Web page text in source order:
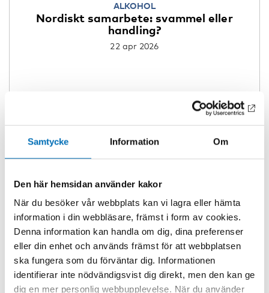
Samtycke Information Om
Den här hemsidan använder kakor
När du besöker vår webbplats kan vi lagra eller hämta
information i din webbläsare, främst i form av cookies.
Denna information kan handla om dig, dina preferenser
eller din enhet och används främst för att webbplatsen
ska fungera som du förväntar dig. Informationen
identifierar inte nödvändigsvist dig direkt, men den kan ge
dig en mer personlig webbupplevelse. När du använder
ALKOHOL
Nordiskt samarbete: svammel eller
handling?
22 apr 2026